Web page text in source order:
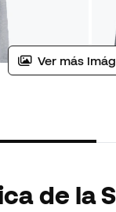
Ver más
de la